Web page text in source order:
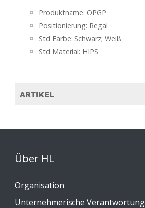
Produktname: OPGP
Positionierung: Regal
Std Farbe: Schwarz; Weiß
Std Material: HIPS
ARTIKEL
Über HL
Organisation
Unternehmerische Verantwortung